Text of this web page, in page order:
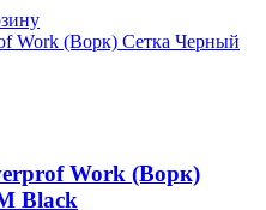
Work (Ворк)
Black